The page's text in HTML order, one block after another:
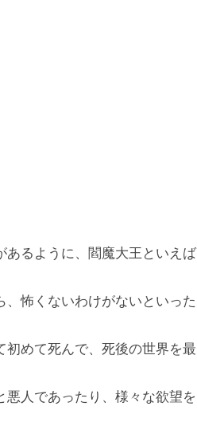
あるように、閻魔大王といえば
怖くないわけがないといった
初めて死んで、死後の世界を最
人であったり、様々な欲望を